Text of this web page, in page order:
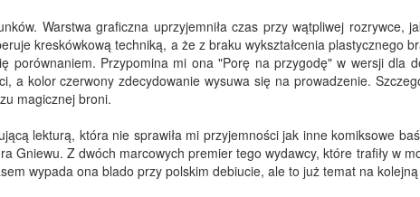
Warstwa graficzna uprzyjemniła czas przy wątpliwej rozrywce,
kreskówkową techniką, a że z braku wykształcenia plastycznego
porównaniem. Przypomina mi ona "Porę na przygodę" w wersji dla
a kolor czerwony zdecydowanie wysuwa się na prowadzenie.
magicznej broni.
lekturą, która nie sprawiła mi przyjemności jak inne komiksowe
Gniewu. Z dwóch marcowych premier tego wydawcy, które trafiły w
wypada ona blado przy polskim debiucie, ale to już temat na